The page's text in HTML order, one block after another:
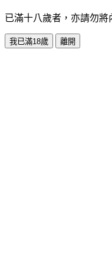
已滿十八歲者，亦請勿將
我已滿18歲 離開